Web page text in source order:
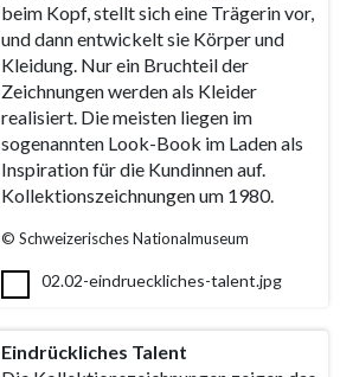
beim Kopf, stellt sich eine Trägerin vor,
und dann entwickelt sie Körper und
Kleidung. Nur ein Bruchteil der
Zeichnungen werden als Kleider
realisiert. Die meisten liegen im
sogenannten Look-Book im Laden als
Inspiration für die Kundinnen auf.
Kollektionszeichnungen um 1980.
© Schweizerisches Nationalmuseum
02.02-eindrueckliches-talent.jpg
Eindrückliches Talent